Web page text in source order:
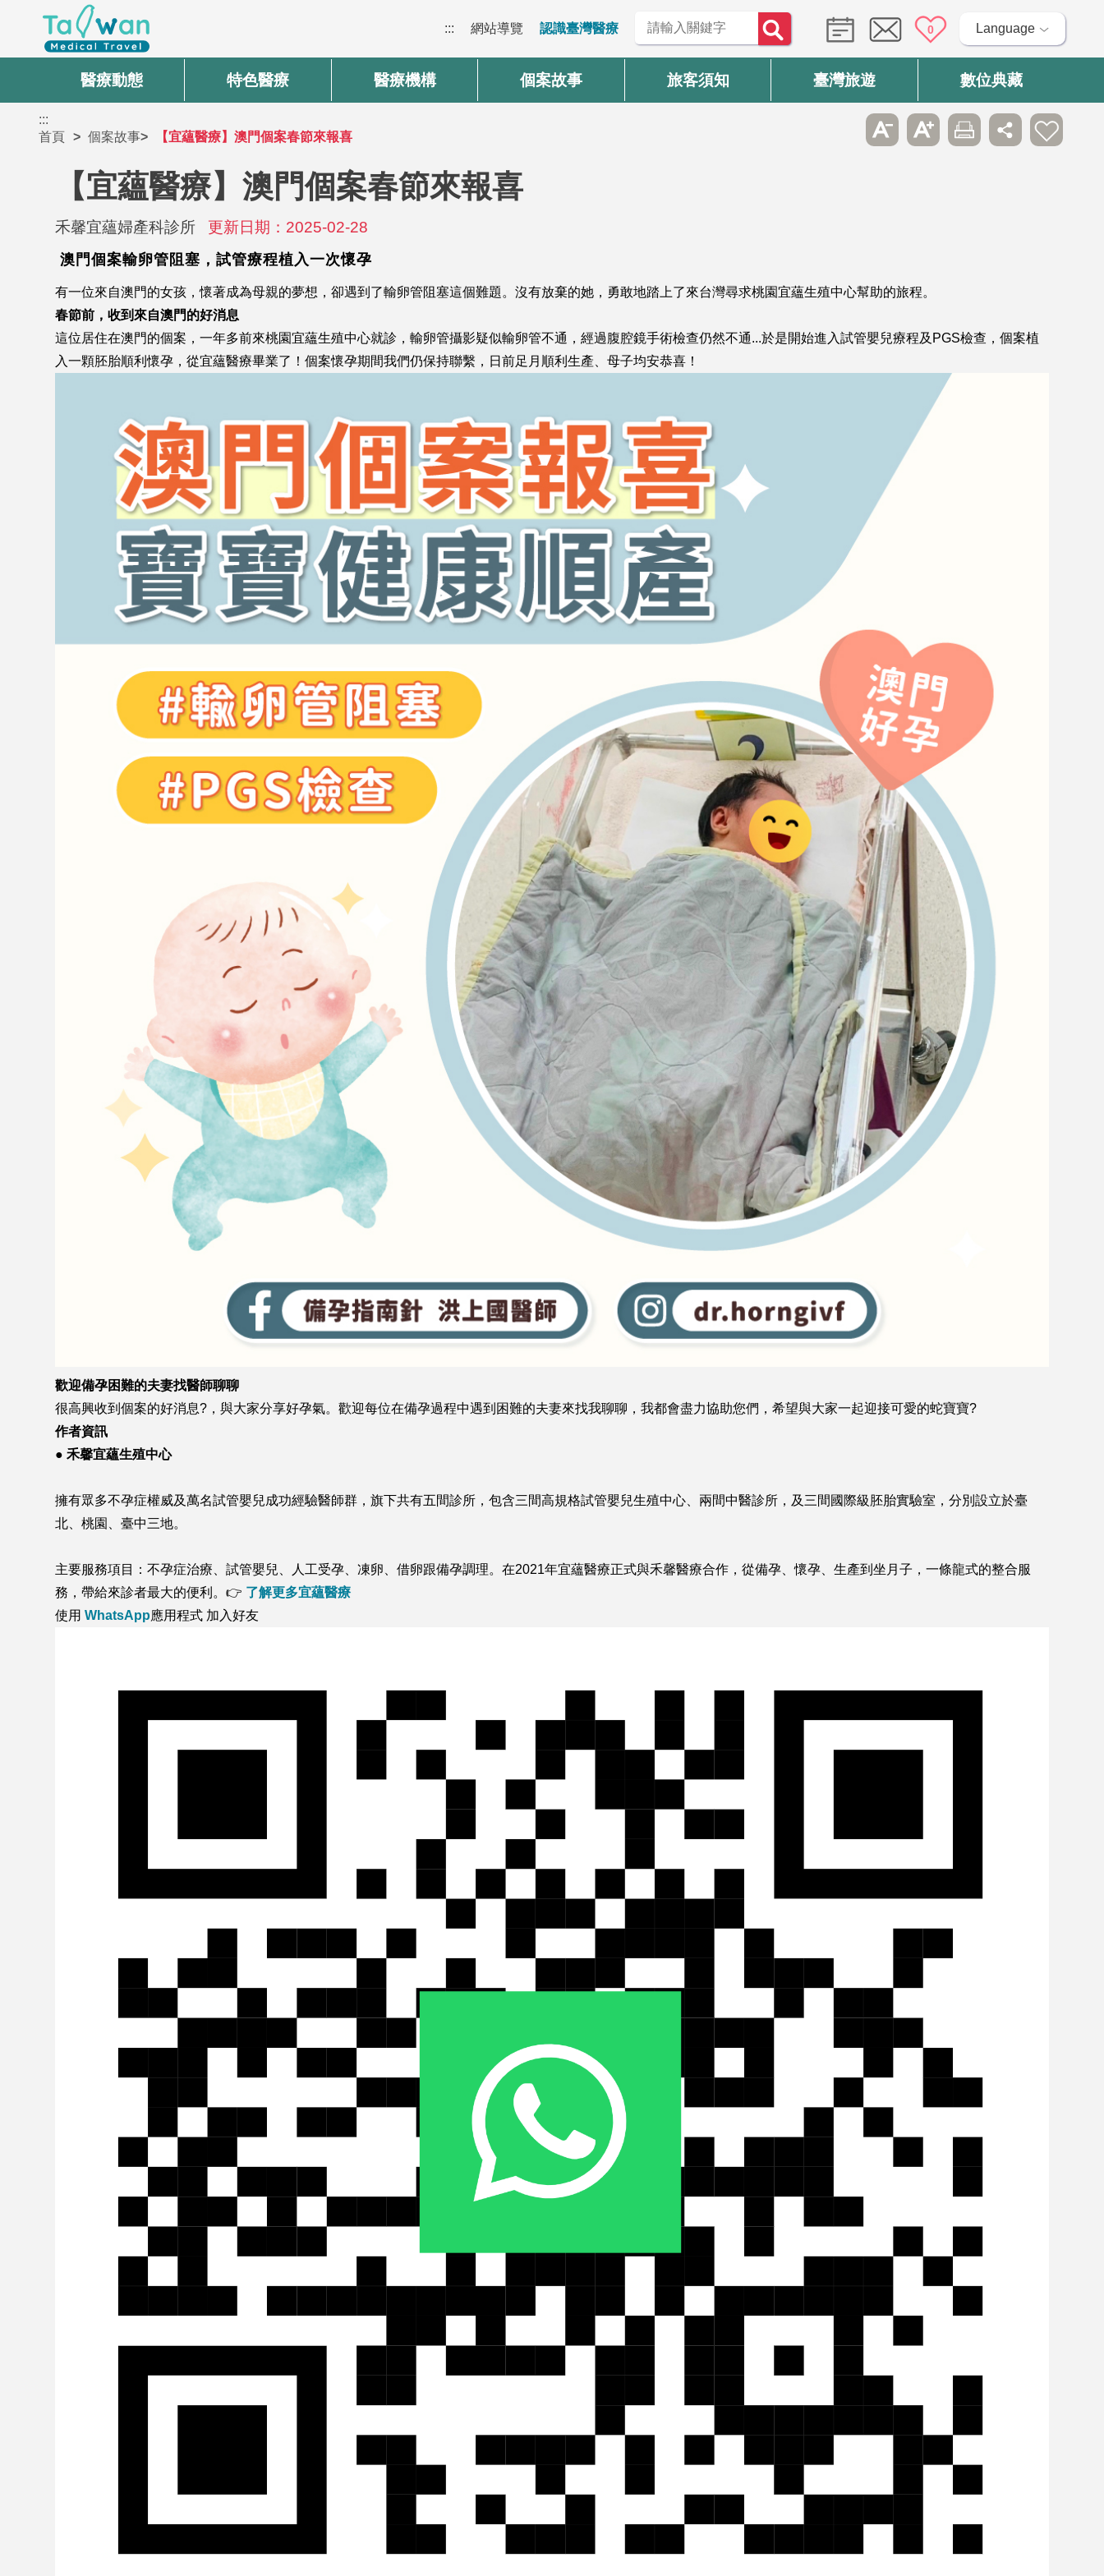
::: 網站導覽 認識臺灣醫療 0 Language
醫療動態 特色醫療 醫療機構 個案故事 旅客須知 臺灣旅遊 數位典藏
:::
首頁
個案故事 【宜蘊醫療】澳門個案春節來報喜
【宜蘊醫療】澳門個案春節來報喜
禾馨宜蘊婦產科診所 更新日期：2025-02-28
澳門個案輸卵管阻塞，試管療程植入一次懷孕
有一位來自澳門的女孩，懷著成為母親的夢想，卻遇到了輸卵管阻塞這個難題。沒有放棄的她，勇敢地踏上了來台灣尋求桃園宜蘊生殖中心幫助的旅程。
春節前，收到來自澳門的好消息
這位居住在澳門的個案，一年多前來桃園宜蘊生殖中心就診，輸卵管攝影疑似輸卵管不通，經過腹腔鏡手術檢查仍然不通...於是開始進入試管嬰兒療程及PGS檢查，個案植
入一顆胚胎順利懷孕，從宜蘊醫療畢業了！個案懷孕期間我們仍保持聯繫，日前足月順利生產、母子均安恭喜！
歡迎備孕困難的夫妻找醫師聊聊
很高興收到個案的好消息?，與大家分享好孕氣。歡迎每位在備孕過程中遇到困難的夫妻來找我聊聊，我都會盡力協助您們，希望與大家一起迎接可愛的蛇寶寶?
作者資訊
● 禾馨宜蘊生殖中心
擁有眾多不孕症權威及萬名試管嬰兒成功經驗醫師群，旗下共有五間診所，包含三間高規格試管嬰兒生殖中心、兩間中醫診所，及三間國際級胚胎實驗室，分別設立於臺
北、桃園、臺中三地。
主要服務項目：不孕症治療、試管嬰兒、人工受孕、凍卵、借卵跟備孕調理。在2021年宜蘊醫療正式與禾馨醫療合作，從備孕、懷孕、生產到坐月子，一條龍式的整合服
務，帶給來診者最大的便利。👉 了解更多宜蘊醫療
使用WhatsApp應用程式 加入好友